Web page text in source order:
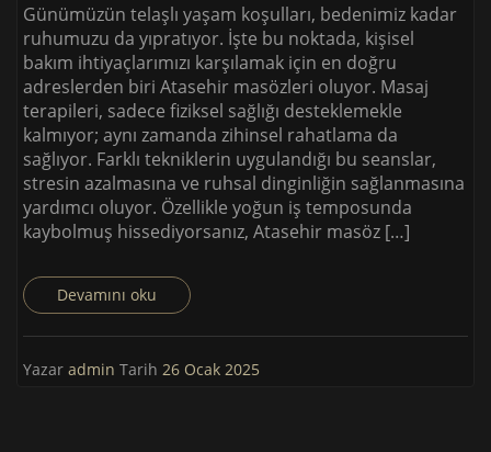
Günümüzün telaşlı yaşam koşulları, bedenimiz kadar
ruhumuzu da yıpratıyor. İşte bu noktada, kişisel
bakım ihtiyaçlarımızı karşılamak için en doğru
adreslerden biri Atasehir masözleri oluyor. Masaj
terapileri, sadece fiziksel sağlığı desteklemekle
kalmıyor; aynı zamanda zihinsel rahatlama da
sağlıyor. Farklı tekniklerin uygulandığı bu seanslar,
stresin azalmasına ve ruhsal dinginliğin sağlanmasına
yardımcı oluyor. Özellikle yoğun iş temposunda
kaybolmuş hissediyorsanız, Atasehir masöz […]
Devamını oku
Yazar admin Tarih 26 Ocak 2025